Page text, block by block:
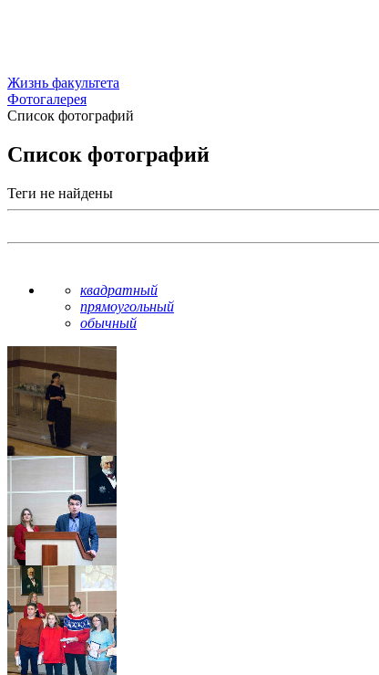
Жизнь факультета
Фотогалерея
Список фотографий
Список фотографий
Теги не найдены
квадратный
прямоугольный
обычный